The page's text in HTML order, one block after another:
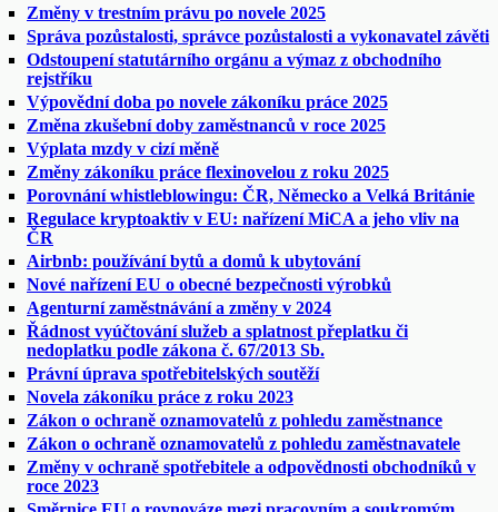
Změny v trestním právu po novele 2025
Správa pozůstalosti, správce pozůstalosti a vykonavatel závěti
Odstoupení statutárního orgánu a výmaz z obchodního
rejstříku
Výpovědní doba po novele zákoníku práce 2025
Změna zkušební doby zaměstnanců v roce 2025
Výplata mzdy v cizí měně
Změny zákoníku práce flexinovelou z roku 2025
Porovnání whistleblowingu: ČR, Německo a Velká Británie
Regulace kryptoaktiv v EU: nařízení MiCA a jeho vliv na
ČR
Airbnb: používání bytů a domů k ubytování
Nové nařízení EU o obecné bezpečnosti výrobků
Agenturní zaměstnávání a změny v 2024
Řádnost vyúčtování služeb a splatnost přeplatku či
nedoplatku podle zákona č. 67/2013 Sb.
Právní úprava spotřebitelských soutěží
Novela zákoníku práce z roku 2023
Zákon o ochraně oznamovatelů z pohledu zaměstnance
Zákon o ochraně oznamovatelů z pohledu zaměstnavatele
Změny v ochraně spotřebitele a odpovědnosti obchodníků v
roce 2023